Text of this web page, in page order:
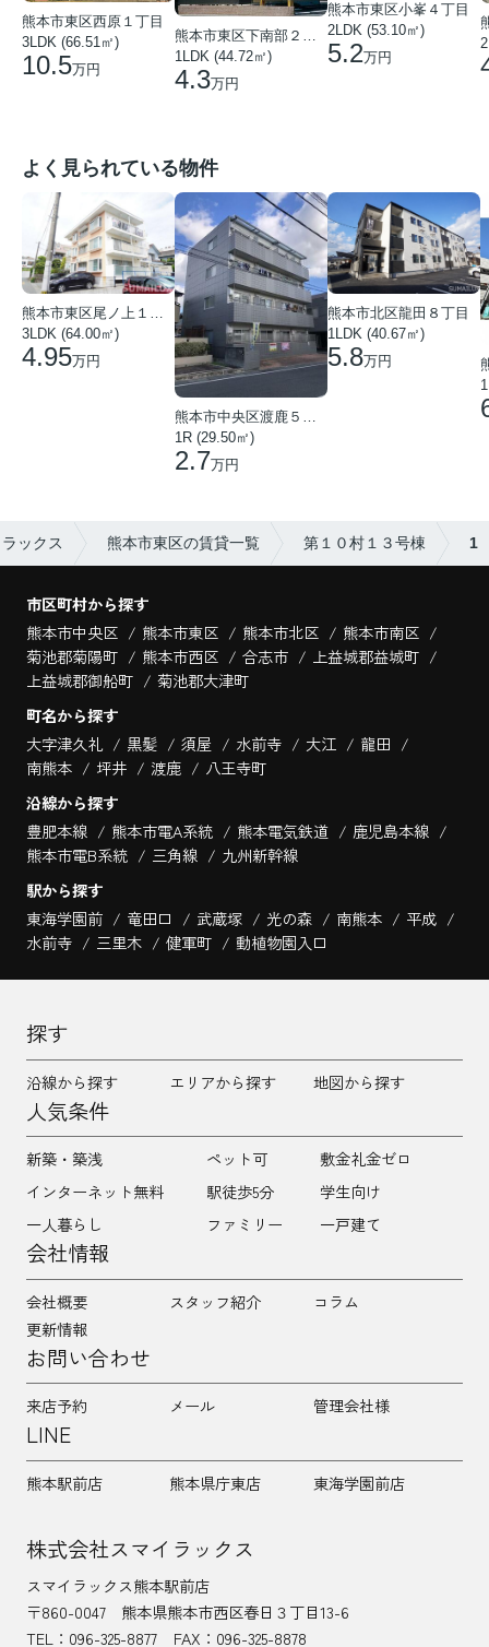
熊本市東区西原１丁目
3LDK (66.51㎡)
10.5万円
熊本市東区下南部２丁目
1LDK (44.72㎡)
4.3万円
熊本市東区小峯４丁目
2LDK (53.10㎡)
5.2万円
よく見られている物件
熊本市東区尾ノ上１丁目
3LDK (64.00㎡)
4.95万円
1R (29.50㎡)
2.7万円
熊本市北区龍田８丁目
1LDK (40.67㎡)
5.8万円
ックス 熊本市東区の賃貸一覧 第１０村１３号棟 1
市区町村から探す
熊本市中央区
熊本市東区 熊本市北区
熊本市南区
菊池郡菊陽町
熊本市西区 合志市
上益城郡益城町
上益城郡御船町
菊池郡大津町
町名から探す
大字津久礼
黒髪 須屋 水前寺 大江
龍田
南熊本
坪井 渡鹿
八王寺町
沿線から探す
豊肥本線
熊本市電A系統 熊本電気鉄道
鹿児島本線
熊本市電B系統
三角線
九州新幹線
駅から探す
東海学園前
竜田口 武蔵塚 光の森 南熊本
平成
水前寺
三里木 健軍町 動植物園入口
探す
沿線から探す エリアから探す 地図から探す
人気条件
新築・築浅 ペット可
敷金礼金ゼロ
インターネット無料
駅徒歩5分
学生向け
一人暮らし
ファミリー 一戸建て
会社情報
会社概要 スタッフ紹介
コラム
更新情報
お問い合わせ
来店予約 メール 管理会社様
LINE
熊本駅前店 熊本県庁東店 東海学園前店
株式会社スマイラックス
スマイラックス熊本駅前店
〒860-0047
熊本県熊本市西区春日３丁目13-6
TEL： 096-325-8877 FAX：096-325-8878